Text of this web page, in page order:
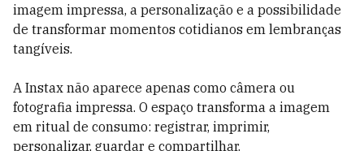
imagem impressa, a personalização e a possibilidade
de transformar momentos cotidianos em lembranças
tangíveis.
A Instax não aparece apenas como câmera ou
fotografia impressa. O espaço transforma a imagem
em ritual de consumo: registrar, imprimir,
personalizar, guardar e compartilhar.